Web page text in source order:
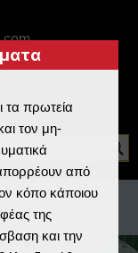
τα πρωτεία
τον μη-
από
κόπο κάποιου
της
και την